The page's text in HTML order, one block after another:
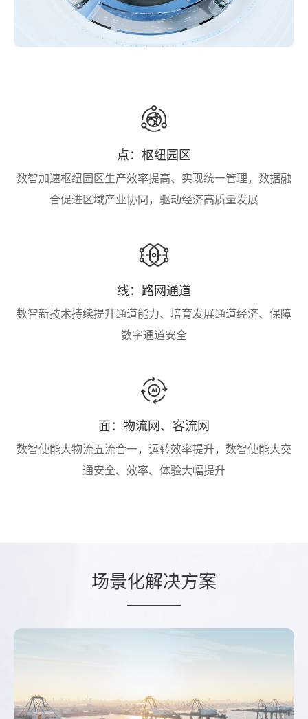
点：枢纽园区
数智加速枢纽园区生产效率提高、实现统一管理，数据融
合促进区域产业协同，驱动经济高质量发展
线：路网通道
数智新技术持续提升通道能力、培育发展通道经济、保障
数字通道安全
面：物流网、客流网
数智使能大物流五流合一，运转效率提升，数智使能大交
通安全、效率、体验大幅提升
场景化解决方案